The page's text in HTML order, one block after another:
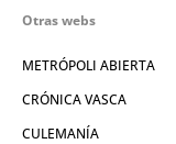
Otras webs
METRÓPOLI ABIERTA
CRÓNICA VASCA
CULEMANÍA